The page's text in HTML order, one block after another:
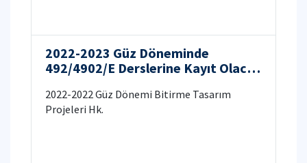
2022-2023 Güz Döneminde
492/4902/E Derslerine Kayıt Olacak
Hakkında ÖNEMLİ DUYURU
2022-2022 Güz Dönemi Bitirme Tasarım
Projeleri Hk.